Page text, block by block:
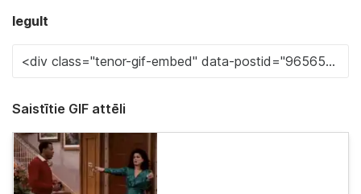
Iegult
Saistītie GIF attēli